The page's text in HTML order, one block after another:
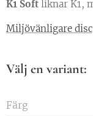
K1 Soft liknar K1,
Miljövänligare
Välj en variant:
Färg